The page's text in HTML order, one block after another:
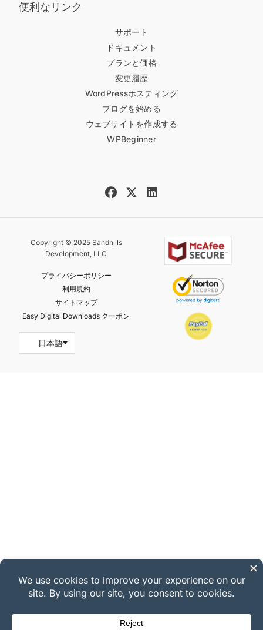
便利なリンク
サポート
ドキュメント
プランと価格
変更履歴
WordPressホスティング
ブログを始める
ウェブサイトを作成する
WPBeginner
Copyright © 2025 Sandhills
Development, LLC
プライバシーポリシー
利用規約
サイトマップ
Easy Digital Downloads クーポン